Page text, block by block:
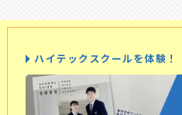
ハイテックスクールを体験！